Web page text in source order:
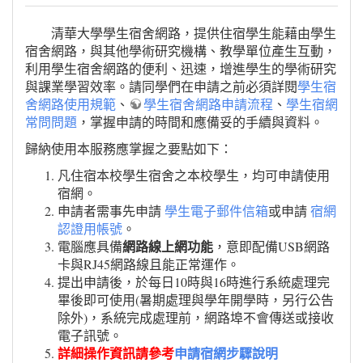
清華大學學生宿舍網路，提供住宿學生能藉由學生
宿舍網路，與其他學術研究機構、教學單位產生互動，
利用學生宿舍網路的便利、迅速，增進學生的學術研究
與課業學習效率。請同學們在申請之前必須詳閱學生宿
舍網路使用規範 、 學生宿舍網路申請流程 、 學生宿網
常問問題 ，掌握申請的時間和應備妥的手續與資料。
歸納使用本服務應掌握之要點如下：
凡住宿本校學生宿舍之本校學生，均可申請使用
宿網。
申請者需事先申請學生電子郵件信箱或申請宿網
認證用帳號 。
電腦應具備網路線上網功能 ，意即配備USB網路
卡與RJ45網路線且能正常運作。
提出申請後，於每日10時與16時進行系統處理完
畢後即可使用(暑期處理與學年開學時，另行公告
除外)，系統完成處理前，網路埠不會傳送或接收
電子訊號。
詳細操作資訊請參考申請宿網步驟說明